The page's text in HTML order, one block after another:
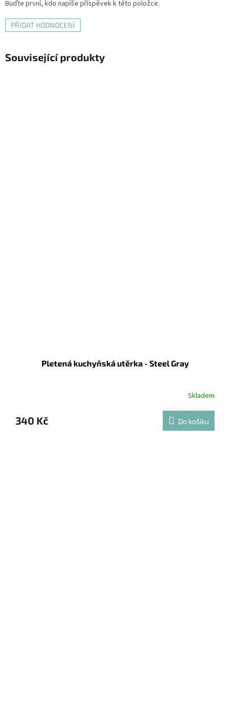
Buďte první, kdo napíše příspěvek k této položce.
PŘIDAT HODNOCENÍ
Související produkty
Pletená kuchyňská utěrka - Steel Gray
Skladem
340 Kč Do košíku